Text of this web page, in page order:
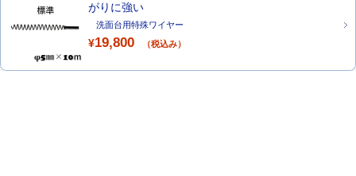
がりに強い
洗面台用特殊ワイヤー
¥19,800 （税込み）